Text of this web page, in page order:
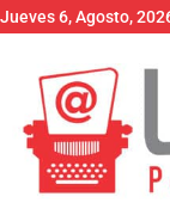
Jueves 6, Agosto,